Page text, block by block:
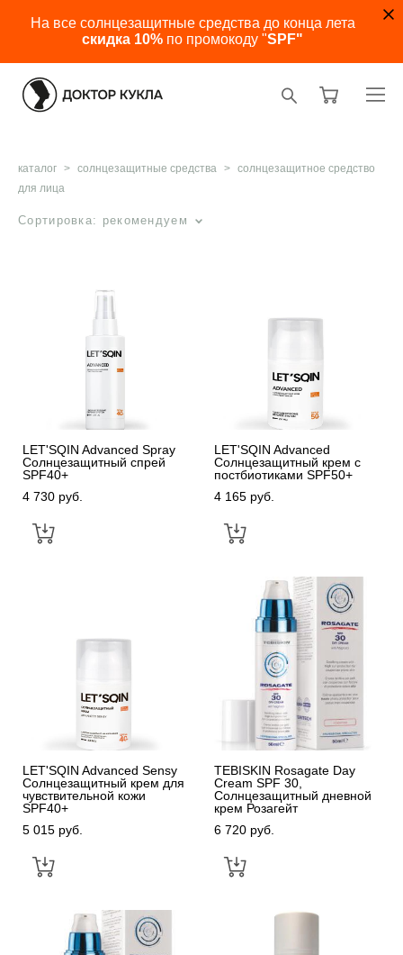
На все солнцезащитные средства до конца лета
скидка 10% по промокоду "SPF"
каталог > солнцезащитные средства > солнцезащитное средство
для лица
Сортировка: рекомендуем
LET'SQIN Advanced Spray
Солнцезащитный спрей
SPF40+
4 730 pуб.
LET'SQIN Advanced
Солнцезащитный крем с
постбиотиками SPF50+
4 165 pуб.
LET'SQIN Advanced Sensy
Солнцезащитный крем для
чувствительной кожи
SPF40+
5 015 pуб.
TEBISKIN Rosagate Day
Cream SPF 30,
Солнцезащитный дневной
крем Розагейт
6 720 pуб.